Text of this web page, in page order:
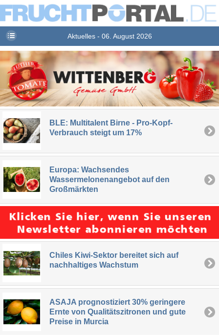
Aktuelles - 06. August 2026
BLE: Multitalent Birne - Pro-Kopf-
Verbrauch steigt um 17%
Europa: Wachsendes
Wassermelonenangebot auf den
Großmärkten
Chiles Kiwi-Sektor bereitet sich auf
nachhaltiges Wachstum
ASAJA prognostiziert 30% geringere
Ernte von Qualitätszitronen und gute
Preise in Murcia